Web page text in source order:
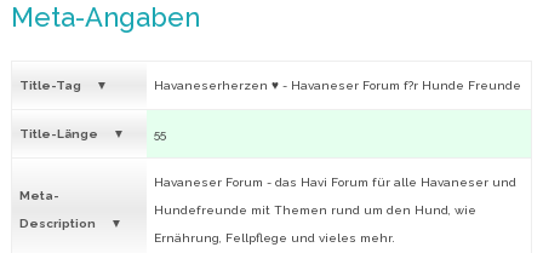
Meta-Angaben
Title-Tag Havaneserherzen ♥ - Havaneser Forum f?r Hunde Freunde
Title-Länge 55
Meta-
Description
Havaneser Forum - das Havi Forum für alle Havaneser und
Hundefreunde mit Themen rund um den Hund, wie
Ernährung, Fellpflege und vieles mehr.